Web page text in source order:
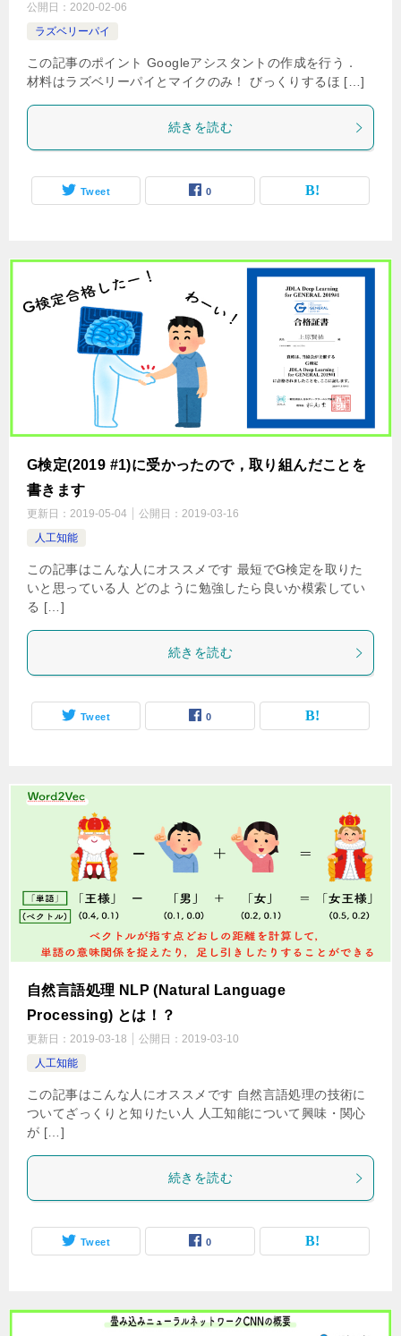
公開日： 2020-02-06
ラズベリーパイ
この記事のポイント Googleアシスタントの作成を行う．
材料はラズベリーパイとマイクのみ！ びっくりするほ […]
続きを読む
Tweet 0
G検定(2019 #1)に受かったので，取り組んだことを
書きます
更新日： 2019-05-04 公開日： 2019-03-16
人工知能
この記事はこんな人にオススメです 最短でG検定を取りた
いと思っている人 どのように勉強したら良いか模索してい
る […]
続きを読む
Tweet 0
自然言語処理 NLP (Natural Language
Processing) とは！？
更新日： 2019-03-18 公開日： 2019-03-10
人工知能
この記事はこんな人にオススメです 自然言語処理の技術に
ついてざっくりと知りたい人 人工知能について興味・関心
が […]
続きを読む
Tweet 0